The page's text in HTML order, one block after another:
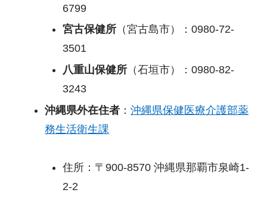
6799
宮古保健所（宮古島市）：0980-72-
3501
八重山保健所（石垣市）：0980-82-
3243
沖縄県外在住者 ：沖縄県保健医療介護部薬
務生活衛生課
住所：〒900-8570 沖縄県那覇市泉崎1-
2-2